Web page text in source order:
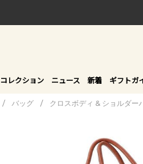
コレクション ニュース 新着 ギフトガ
/ バッグ / クロスボディ & ショルダー